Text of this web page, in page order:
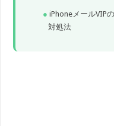
iPhoneメールVIP
対処法